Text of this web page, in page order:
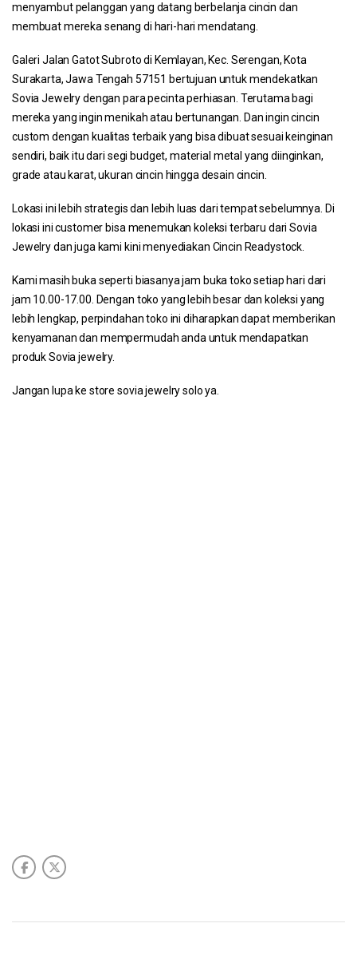
menyambut pelanggan yang datang berbelanja cincin dan
membuat mereka senang di hari-hari mendatang.
Galeri Jalan Gatot Subroto di Kemlayan, Kec. Serengan, Kota
Surakarta, Jawa Tengah 57151 bertujuan untuk mendekatkan
Sovia Jewelry dengan para pecinta perhiasan. Terutama bagi
mereka yang ingin menikah atau bertunangan. Dan ingin cincin
custom dengan kualitas terbaik yang bisa dibuat sesuai keinginan
sendiri, baik itu dari segi budget, material metal yang diinginkan,
grade atau karat, ukuran cincin hingga desain cincin.
Lokasi ini lebih strategis dan lebih luas dari tempat sebelumnya. Di
lokasi ini customer bisa menemukan koleksi terbaru dari Sovia
Jewelry dan juga kami kini menyediakan Cincin Readystock.
Kami masih buka seperti biasanya jam buka toko setiap hari dari
jam 10.00-17.00. Dengan toko yang lebih besar dan koleksi yang
lebih lengkap, perpindahan toko ini diharapkan dapat memberikan
kenyamanan dan mempermudah anda untuk mendapatkan
produk Sovia jewelry.
Jangan lupa ke store sovia jewelry solo ya.